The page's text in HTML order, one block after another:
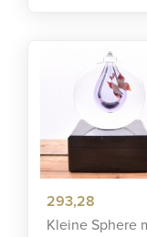
293,28
Kleine Sphere